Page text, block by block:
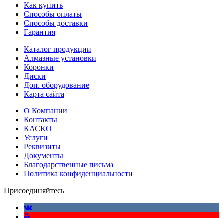
Как купить
Способы оплаты
Способы доставки
Гарантия
Каталог продукции
Алмазные установки
Коронки
Диски
Доп. оборудование
Карта сайта
О Компании
Контакты
КАСКО
Услуги
Реквизиты
Документы
Благодарственные письма
Политика конфиденциальности
Присоединяйтесь